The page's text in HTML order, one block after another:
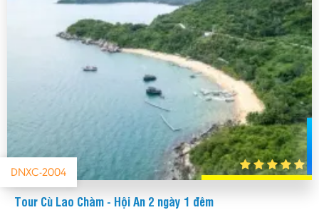
DNXC-2004
Tour Cù Lao Chàm - Hội An 2 ngày 1 đêm